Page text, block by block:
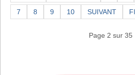
7 8 9 10 SUIVANT
Page 2 sur 35